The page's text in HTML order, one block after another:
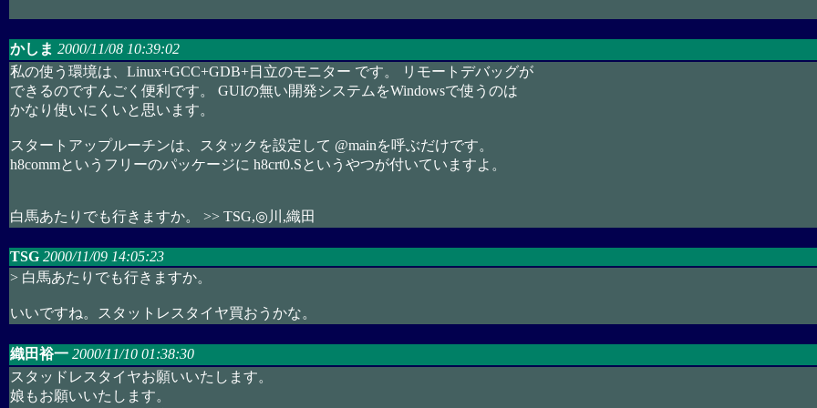
かしま 2000/11/08 10:39:02
私の使う環境は、Linux+GCC+GDB+日立のモニター です。 リモートデバッグが
できるのですんごく便利です。 GUIの無い開発システムをWindowsで使うのは
かなり使いにくいと思います。
スタートアップルーチンは、スタックを設定して @mainを呼ぶだけです。
h8commというフリーのパッケージに h8crt0.Sというやつが付いていますよ。
白馬あたりでも行きますか。 >> TSG,◎川,織田
TSG 2000/11/09 14:05:23
> 白馬あたりでも行きますか。
いいですね。スタットレスタイヤ買おうかな。
織田裕一 2000/11/10 01:38:30
スタッドレスタイヤお願いいたします。
娘もお願いいたします。